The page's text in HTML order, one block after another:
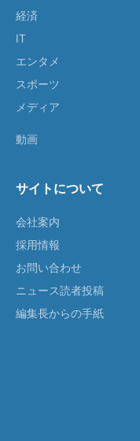
経済
IT
エンタメ
スポーツ
メディア
動画
サイトについて
会社案内
採用情報
お問い合わせ
ニュース読者投稿
編集長からの手紙